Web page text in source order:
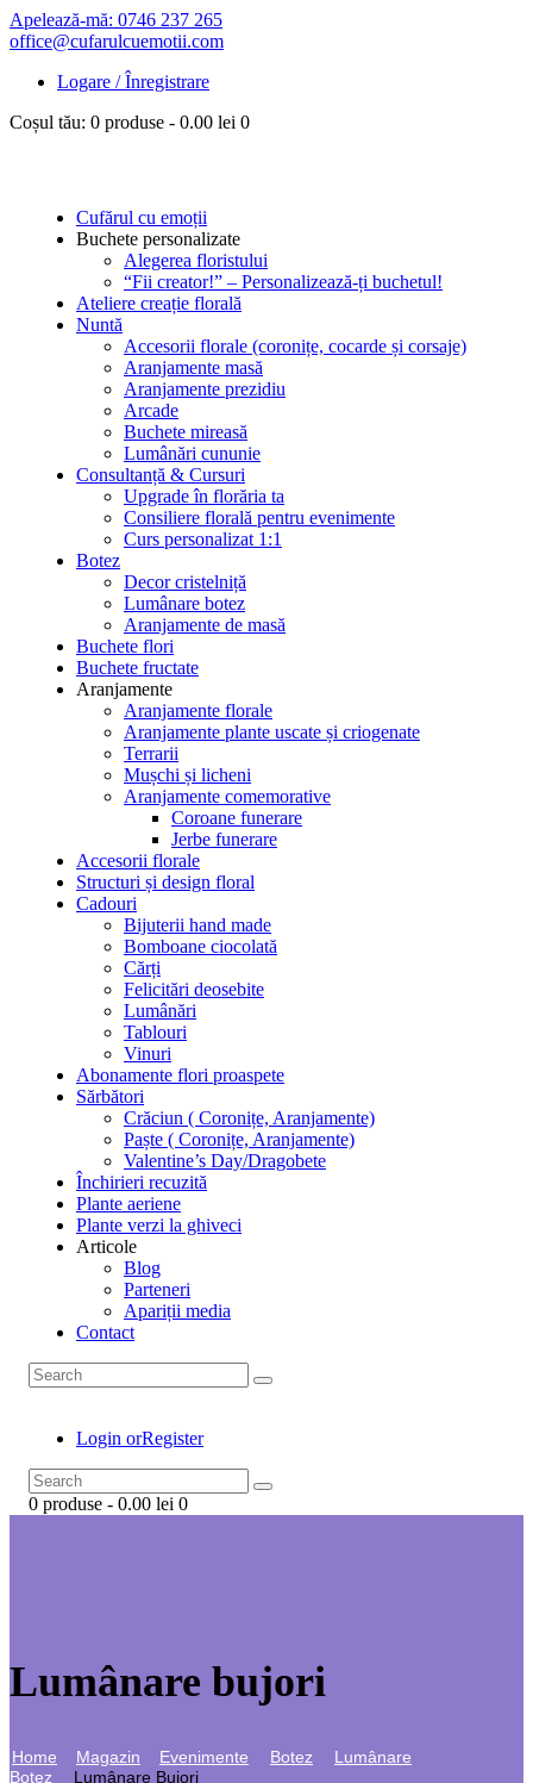
Apelează-mă: 0746 237 265
office@cufarulcuemotii.com
Logare / Înregistrare
Coșul tău: 0 produse - 0.00 lei 0
Cufărul cu emoții
Buchete personalizate
Alegerea floristului
“Fii creator!” – Personalizează-ți buchetul!
Ateliere creație florală
Nuntă
Accesorii florale (coronițe, cocarde și corsaje)
Aranjamente masă
Aranjamente prezidiu
Arcade
Buchete mireasă
Lumânări cununie
Consultanță & Cursuri
Upgrade în florăria ta
Consiliere florală pentru evenimente
Curs personalizat 1:1
Botez
Decor cristelniță
Lumânare botez
Aranjamente de masă
Buchete flori
Buchete fructate
Aranjamente
Aranjamente florale
Aranjamente plante uscate și criogenate
Terrarii
Mușchi și licheni
Aranjamente comemorative
Coroane funerare
Jerbe funerare
Accesorii florale
Structuri și design floral
Cadouri
Bijuterii hand made
Bomboane ciocolată
Cărți
Felicitări deosebite
Lumânări
Tablouri
Vinuri
Abonamente flori proaspete
Sărbători
Crăciun ( Coronițe, Aranjamente)
Paște ( Coronițe, Aranjamente)
Valentine’s Day/Dragobete
Închirieri recuzită
Plante aeriene
Plante verzi la ghiveci
Articole
Blog
Parteneri
Apariții media
Contact
Login orRegister
0 produse - 0.00 lei 0
Lumânare bujori
Home Magazin Evenimente Botez
Lumânare
Botez
Lumânare Bujori